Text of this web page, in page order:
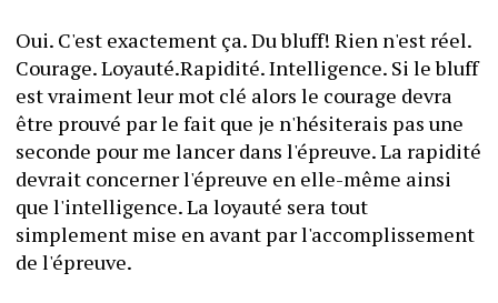
Oui. C'est exactement ça. Du bluff! Rien n'est réel.
Courage. Loyauté.Rapidité. Intelligence. Si le bluff
est vraiment leur mot clé alors le courage devra
être prouvé par le fait que je n'hésiterais pas une
seconde pour me lancer dans l'épreuve. La rapidité
devrait concerner l'épreuve en elle-même ainsi
que l'intelligence. La loyauté sera tout
simplement mise en avant par l'accomplissement
de l'épreuve.